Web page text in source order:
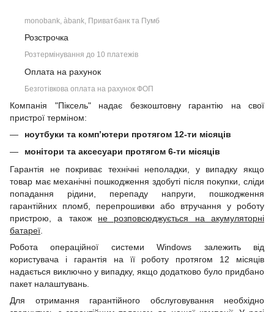
monobank, àbank, Приватбанк та Пумб
Розстрочка
Розтермінування до 10 платежів
Оплата на рахунок
Безготівкова оплата на рахунок ФОП
Компанія "Піксель" надає безкоштовну гарантію на свої
пристрої терміном:
ноутбуки та комп’ютери протягом 12-ти місяців
монітори та аксесуари протягом 6-ти місяців
Гарантія не покриває технічні неполадки, у випадку якщо
товар має механічні пошкодження здобуті після покупки, сліди
попадання рідини, перепаду напруги, пошкодження
гарантійних пломб, перепрошивки або втручання у роботу
пристрою, а також не розповсюджується на акумуляторні
батареї
Робота операційної системи Windows залежить від
користувача і гарантія на її роботу протягом 12 місяців
надається виключно у випадку, якщо додатково було придбано
пакет налаштувань.
Для отримання гарантійного обслуговування необхідно